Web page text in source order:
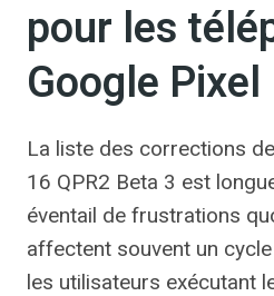
pour les
Google Pixel
La liste des corrections
16 QPR2 Beta 3 est
éventail de frustrations
affectent souvent un
les utilisateurs exécutant